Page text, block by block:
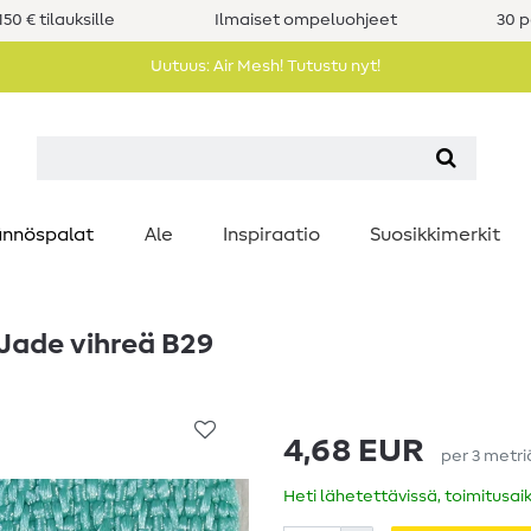
€ tilauksille Ilmaiset ompeluohjeet 30
Uutuus: Air Mesh! Tutustu nyt!
Ale Inspiraatio Suosikkimerkit
vihreä B29
4,68 EUR per 3
Heti lähetettävissä,